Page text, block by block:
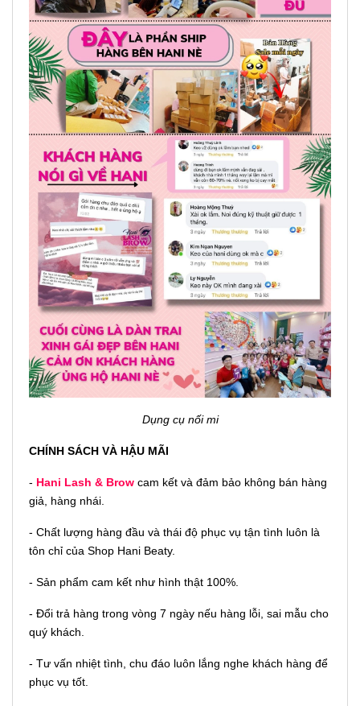
Dụng cụ nối mi
CHÍNH SÁCH VÀ HẬU MÃI
- Hani Lash & Brow cam kết và đảm bảo không bán hàng
giả, hàng nhái.
- Chất lượng hàng đầu và thái độ phục vụ tận tình luôn là
tôn chỉ của Shop Hani Beaty.
- Sản phẩm cam kết như hình thật 100%.
- Đổi trả hàng trong vòng 7 ngày nếu hàng lỗi, sai mẫu cho
quý khách.
- Tư vấn nhiệt tình, chu đáo luôn lắng nghe khách hàng để
phục vụ tốt.